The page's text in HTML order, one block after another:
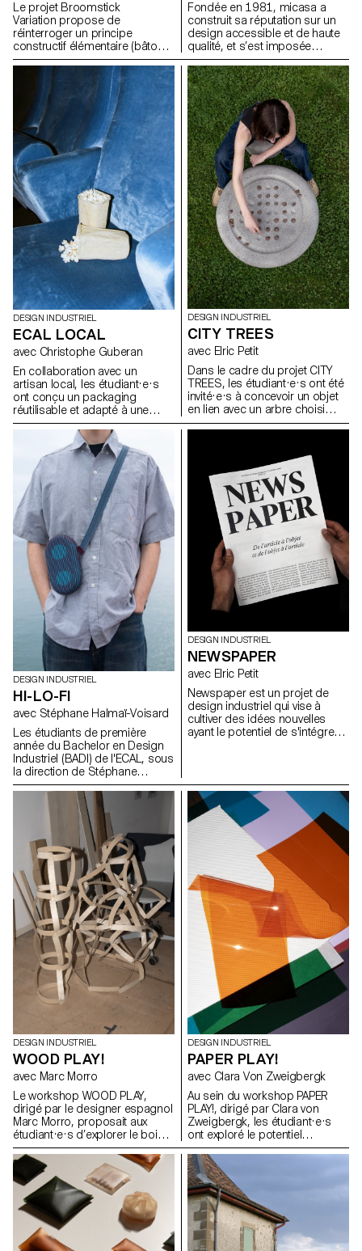
Le projet Broomstick
Variation propose de
réinterroger un principe
constructif élémentaire (bâtons,
assemblages visibles, structure
modulable) et d’explorer son
potentiel pour générer de
nouveaux objets et mobiliers
adaptés à des usages
contemporains. L’objectif est
de comprendre comment cette
logique de conception, pensée
comme accessible et
économique, peut être
actualisée face aux enjeux de
durabilité, de fonctionnalité et
d’esthétique.
Fondée en 1981, micasa a
construit sa réputation sur un
design accessible et de haute
qualité, et s’est imposée
comme leader en Suisse.
Fidèle à une approche du
design démocratique, pensée
pour s’intégrer naturellement au
quotidien, l’entreprise s’est
associée à l'ECAL pour
développer HOMEWORKS, une
collection limitée invitant une
nouvelle génération à repenser
la manière dont les espaces de
vie se façonnent et la façon
dont le design peut devenir une
présence active et porteuse de
sens dans les usages de tous
les jours.
DESIGN INDUSTRIEL
ECAL LOCAL
avec Christophe Guberan
En collaboration avec un
artisan local, les étudiant·e·s
ont conçu un packaging
réutilisable et adapté à une
production en série. Le projet
visait à valoriser un produit
alimentaire du quotidien tout en
répondant aux enjeux actuels
liés au transport, à la durabilité
et à la seconde vie des
emballages. L’intervention
devait être simple, fonctionnelle
et écologique, et proposer un
usage au-delà de la fonction
d’emballage initiale.
DESIGN INDUSTRIEL
CITY TREES
avec Elric Petit
Dans le cadre du projet CITY
TREES, les étudiant·e·s ont été
invité·e·s à concevoir un objet
en lien avec un arbre choisi
dans l’espace urbain
dendrologie, ils ont observé un
arbre existant et imaginé une
intervention discrète,
respectueuse et réversible. Le
projet devait mettre en valeur
les particularités du végétal tout
en s’intégrant dans son
environnement.
DESIGN INDUSTRIEL
HI-LO-FI
avec Stéphane Halmaï-Voisard
Les étudiants de première
année du Bachelor en Design
Industriel (BADI) de l'ECAL, sous
la direction de Stéphane
Halmaï-Voisard, responsable
du BADI, se sont lancés dans
un projet visant à concevoir
leurs propres interprétations
uniques d'une enceinte
Bluetooth. Ce projet a mis les
étudiants au défi de travailler de
manière créative dans les
contraintes d'un kit existant de
composants techniques, les
incitant à explorer des
approches innovantes en
termes de forme, de matérialité
et de fonctionnalité.
DESIGN INDUSTRIEL
NEWSPAPER
avec Elric Petit
Newspaper est un projet de
design industriel qui vise à
cultiver des idées nouvelles
ayant le potentiel de s'intégrer
direction d'Elric Petit, chaque
étudiant a eu la possibilité
d'explorer un sujet choisi, en
exprimant ses affinités et ses
intérêts personnels, ce qui a
permis d'améliorer l'expérience
globale du projet. Dans l'esprit
de la pluridisciplinarité, les
étudiants ont participé à un
atelier d'écriture avec un
journaliste professionnel, qui a
débouché sur 25 articles
rédigés par les étudiants sur
leurs projets individuels,
rassemblés dans un journal
imprimé.
DESIGN INDUSTRIEL
WOOD PLAY!
avec Marc Morro
Le workshop WOOD PLAY,
dirigé par le designer espagnol
Marc Morro, proposait aux
étudiant·e·s d’explorer le bois
en tant que système de
construction ouvert et
accessible à tous les publics.
L’objectif était de stimuler la
créativité et l’expérimentation à
travers la conception de
modules ludiques et
reconfigurables, exploitant les
DESIGN INDUSTRIEL
PAPER PLAY!
avec Clara Von Zweigbergk
Au sein du workshop PAPER
PLAY!, dirigé par Clara von
Zweigbergk, les étudiant·e·s
ont exploré le potentiel
expressif du papier et du
carton afin de réinventer des
abat-jour destinés à des
luminaires de plafond, muraux,
sur pied, de chevet, de table ou
portables. L’accent a été mis
sur l’expérimentation et le jeu —
en testant les possibilités et les